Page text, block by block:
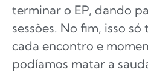
terminar o EP, dando
sessões. No fim, isso
cada encontro e
podíamos matar a